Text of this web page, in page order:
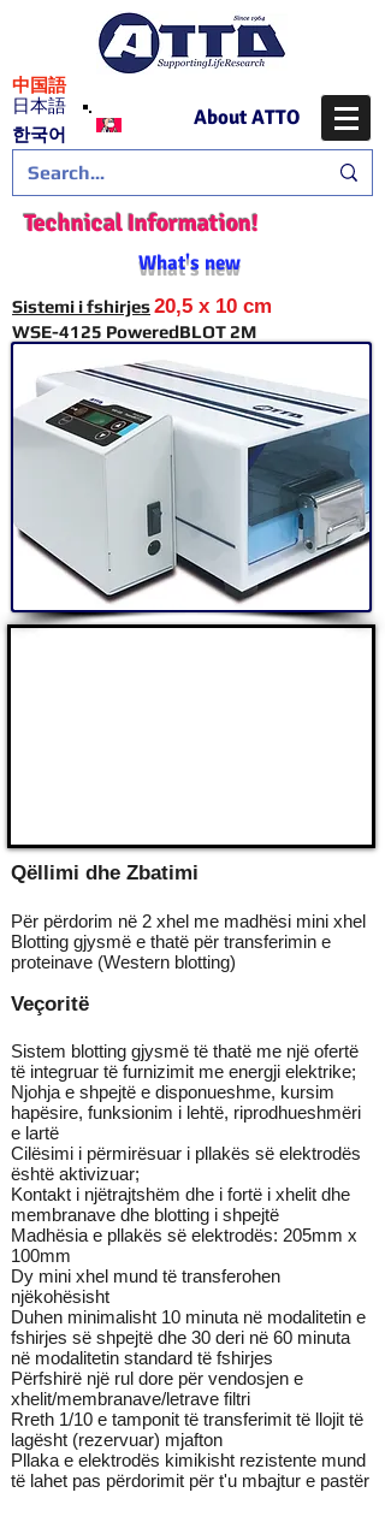
日本語
​中国語
​한국어
About ATTO
Technical Information!
What's new
Sistemi i fshirjes20,5 x 10 cm
WSE-4125 PoweredBLOT 2M
Qëllimi dhe Zbatimi
Për përdorim në 2 xhel me madhësi mini xhel
Blotting gjysmë e thatë për transferimin e
proteinave (Western blotting)
Veçoritë
Sistem blotting gjysmë të thatë me një ofertë
të integruar të furnizimit me energji elektrike;
Njohja e shpejtë e disponueshme, kursim
hapësire, funksionim i lehtë, riprodhueshmëri
e lartë
Cilësimi i përmirësuar i pllakës së elektrodës
është aktivizuar;
Kontakt i njëtrajtshëm dhe i fortë i xhelit dhe
membranave dhe blotting i shpejtë
Madhësia e pllakës së elektrodës: 205mm x
100mm
Dy mini xhel mund të transferohen
njëkohësisht
Duhen minimalisht 10 minuta në modalitetin e
fshirjes së shpejtë dhe 30 deri në 60 minuta
në modalitetin standard të fshirjes
Përfshirë një rul dore për vendosjen e
xhelit/membranave/letrave filtri
Rreth 1/10 e tamponit të transferimit të llojit të
lagësht (rezervuar) mjafton
Pllaka e elektrodës kimikisht rezistente mund
të lahet pas përdorimit për t'u mbajtur e pastër